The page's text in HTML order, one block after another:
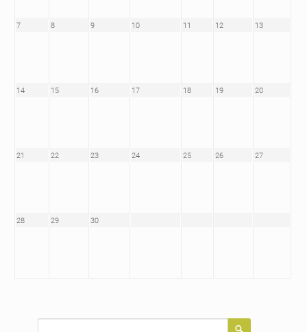
7 8 9 10 11 12 13
14 15 16 17 18 19 20
21 22 23 24 25 26 27
28 29 30